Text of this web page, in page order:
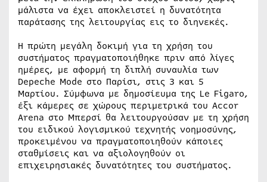
μάλιστα να έχει αποκλειστεί η δυνατότητα
παράτασης της λειτουργίας εις το διηνεκές.
Η πρώτη μεγάλη δοκιμή για τη χρήση του
συστήματος πραγματοποιήθηκε πριν από λίγες
ημέρες, με αφορμή τη διπλή συναυλία των
Depeche Mode στο Παρίσι, στις 3 και 5
Μαρτίου. Σύμφωνα με δημοσίευμα της Le Figaro,
έξι κάμερες σε χώρους περιμετρικά του Accor
Arena στο Μπερσί θα λειτουργούσαν με τη χρήση
του ειδικού λογισμικού τεχνητής νοημοσύνης,
προκειμένου να πραγματοποιηθούν κάποιες
σταθμίσεις και να αξιολογηθούν οι
επιχειρησιακές δυνατότητες του συστήματος.